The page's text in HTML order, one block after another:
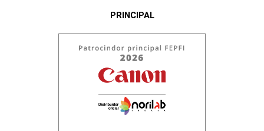
PRINCIPAL